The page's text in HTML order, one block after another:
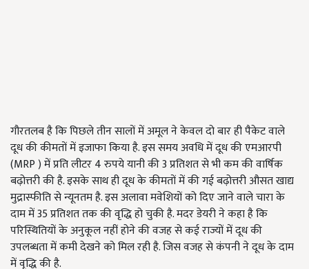
गौरतलब है कि पिछले तीन सालों में अमूल ने केवल दो बार ही पैकेट वाले
दूध की कीमतों में इजाफा किया है. इस समय अवधि में दूध की एमआरपी
(MRP ) में प्रति लीटर 4 रुपये यानी की 3 प्रतिशत से भी कम की वार्षिक
बढ़ोत्तरी की है. इसके साथ ही दूध के कीमतों में की गई बढ़ोत्तरी औसत खाद्य
मुद्रास्फीति से न्यूनतम है. इस अलावा मवेशियों को दिए जाने वाले चारा के
दाम में 35 प्रतिशत तक की वृद्धि हो चुकी है. मदर डेयरी ने कहा है कि
परिस्थितियों के अनुकूल नहीं होने की वजह से कई राज्यों में दूध की
उपलब्धता में कमी देखने को मिल रही है. जिस वजह से कंपनी ने दूध के दाम
में वृद्धि की है.